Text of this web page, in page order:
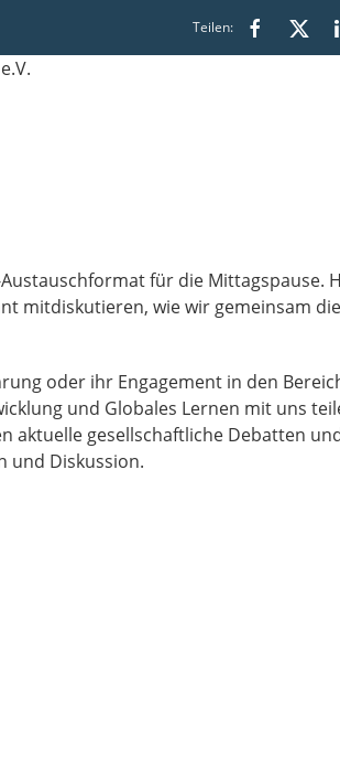
Teilen:
für die Mittagspause.
mitdiskutieren, wie wir gemeinsam
oder ihr Engagement in den
und Globales Lernen mit uns
aktuelle gesellschaftliche Debatten
und Diskussion.